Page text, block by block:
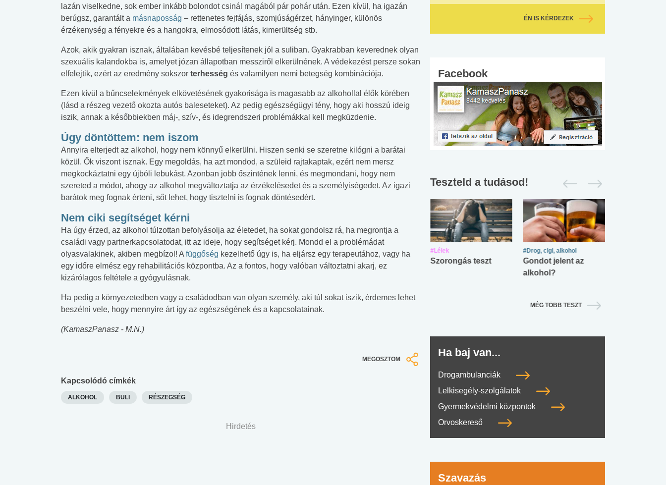
lazán viselkedne, sok ember inkább bolondot csinál magából pár pohár után. Ezen kívül, ha igazán
berúgsz, garantált a másnaposság – rettenetes fejfájás, szomjúságérzet, hányinger, különös
érzékenység a fényekre és a hangokra, elmosódott látás, kimerültség stb.
Azok, akik gyakran isznak, általában kevésbé teljesítenek jól a suliban. Gyakrabban keverednek olyan
szexuális kalandokba is, amelyet józan állapotban messziről elkerülnének. A védekezést persze sokan
elfelejtik, ezért az eredmény sokszor terhesség és valamilyen nemi betegség kombinációja.
Ezen kívül a bűncselekmények elkövetésének gyakorisága is magasabb az alkohollal élők körében
(lásd a részeg vezető okozta autós baleseteket). Az pedig egészségügyi tény, hogy aki hosszú ideig
iszik, annak a későbbiekben máj-, szív-, és idegrendszeri problémákkal kell megküzdenie.
Úgy döntöttem: nem iszom
Annyira elterjedt az alkohol, hogy nem könnyű elkerülni. Hiszen senki se szeretne kilógni a barátai
közül. Ők viszont isznak. Egy megoldás, ha azt mondod, a szüleid rajtakaptak, ezért nem mersz
megkockáztatni egy újbóli lebukást. Azonban jobb őszintének lenni, és megmondani, hogy nem
szereted a módot, ahogy az alkohol megváltoztatja az érzékelésedet és a személyiségedet. Az igazi
barátok meg fognak érteni, sőt lehet, hogy tisztelni is fognak döntésedért.
Nem ciki segítséget kérni
Ha úgy érzed, az alkohol túlzottan befolyásolja az életedet, ha sokat gondolsz rá, ha megrontja a
családi vagy partnerkapcsolatodat, itt az ideje, hogy segítséget kérj. Mondd el a problémádat
olyasvalakinek, akiben megbízol! A függőség kezelhető úgy is, ha eljársz egy terapeutához, vagy ha
egy időre elmész egy rehabilitációs központba. Az a fontos, hogy valóban változtatni akarj, ez
kizárólagos feltétele a gyógyulásnak.
Ha pedig a környezetedben vagy a családodban van olyan személy, aki túl sokat iszik, érdemes lehet
beszélni vele, hogy mennyire árt így az egészségének és a kapcsolatainak.
(KamaszPanasz - M.N.)
MEGOSZTOM
Kapcsolódó címkék
ALKOHOL BULI RÉSZEGSÉG
Hirdetés
ÉN IS KÉRDEZEK
Facebook
Teszteld a tudásod!
#Zöldövezet
Mekkora az ökológiai
lábnyomod?
#Betegségek
Elsősegély
tudásteszt
#Suli, munka
Angol középfokú
nyelvvizsga teszt -
#Suli, munka
Internet-függőség
#Lélek
Szorongás teszt
#Drog, cigi, alkohol
Gondot jelent az
alkohol?
MÉG TÖBB TESZT
Ha baj van...
Drogambulanciák
Lelkisegély-szolgálatok
Gyermekvédelmi központok
Orvoskereső
Szavazás